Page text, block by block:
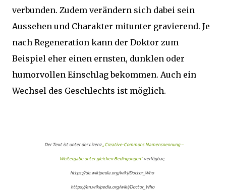
verbunden. Zudem verändern sich dabei sein
Aussehen und Charakter mitunter gravierend. Je
nach Regeneration kann der Doktor zum
Beispiel eher einen ernsten, dunklen oder
humorvollen Einschlag bekommen. Auch ein
Wechsel des Geschlechts ist möglich.
Der Text ist unter der Lizenz„Creative-Commons Namensnennung –
Weitergabe unter gleichen Bedingungen“verfügbar;
https://de.wikipedia.org/wiki/Doctor_Who
https://en.wikipedia.org/wiki/Doctor_Who